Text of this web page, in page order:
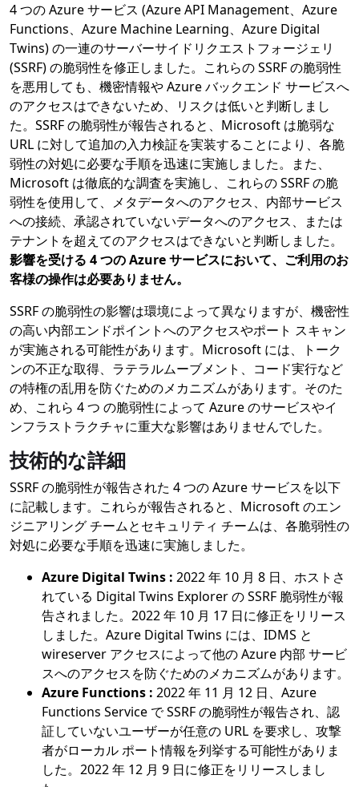
4 つの Azure サービス (Azure API Management、Azure
Functions、Azure Machine Learning、Azure Digital
Twins) の一連のサーバーサイドリクエストフォージェリ
(SSRF) の脆弱性を修正しました。これらの SSRF の脆弱性
を悪用しても、機密情報や Azure バックエンド サービスへ
のアクセスはできないため、リスクは低いと判断しまし
た。SSRF の脆弱性が報告されると、Microsoft は脆弱な
URL に対して追加の入力検証を実装することにより、各脆
弱性の対処に必要な手順を迅速に実施しました。また、
Microsoft は徹底的な調査を実施し、これらの SSRF の脆
弱性を使用して、メタデータへのアクセス、内部サービス
への接続、承認されていないデータへのアクセス、または
テナントを超えてのアクセスはできないと判断しました。
影響を受ける 4 つの Azure サービスにおいて、ご利用のお
客様の操作は必要ありません。
SSRF の脆弱性の影響は環境によって異なりますが、機密性
の高い内部エンドポイントへのアクセスやポート スキャン
が実施される可能性があります。Microsoft には、トーク
ンの不正な取得、ラテラルムーブメント、コード実行など
の特権の乱用を防ぐためのメカニズムがあります。そのた
め、これら 4 つ の脆弱性によって Azure のサービスやイ
ンフラストラクチャに重大な影響はありませんでした。
技術的な詳細
SSRF の脆弱性が報告された 4 つの Azure サービスを以下
に記載します。これらが報告されると、Microsoft のエン
ジニアリング チームとセキュリティ チームは、各脆弱性の
対処に必要な手順を迅速に実施しました。
Azure Digital Twins : 2022 年 10 月 8 日、ホストさ
れている Digital Twins Explorer の SSRF 脆弱性が報
告されました。2022 年 10 月 17 日に修正をリリース
しました。Azure Digital Twins には、IDMS と
wireserver アクセスによって他の Azure 内部 サービ
スへのアクセスを防ぐためのメカニズムがあります。
Azure Functions : 2022 年 11 月 12 日、Azure
Functions Service で SSRF の脆弱性が報告され、認
証していないユーザーが任意の URL を要求し、攻撃
者がローカル ポート情報を列挙する可能性がありま
した。2022 年 12 月 9 日に修正をリリースしまし